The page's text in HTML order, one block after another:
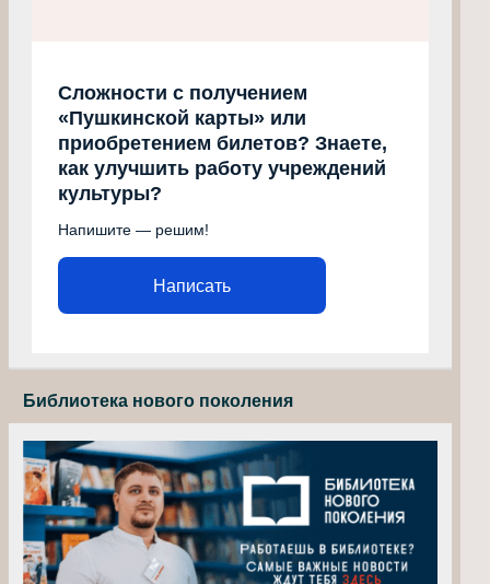
Сложности с получением
«Пушкинской карты» или
приобретением билетов? Знаете,
как улучшить работу учреждений
культуры?
Напишите — решим!
Написать
Библиотека нового поколения